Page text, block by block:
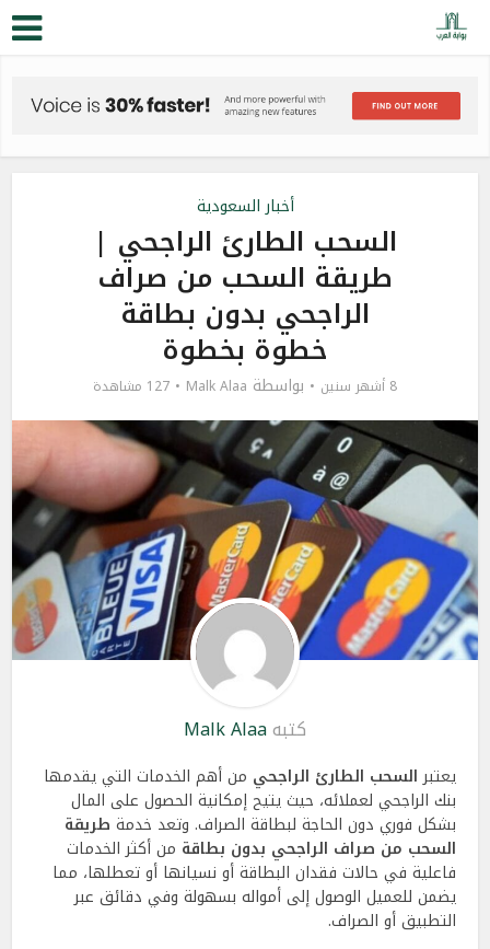
أخبار السعودية
السحب الطارئ الراجحي |
طريقة السحب من صراف
الراجحي بدون بطاقة
خطوة بخطوة
8 أشهر سنين بواسطة Malk Alaa 127 مشاهدة
كتبهMalk Alaa
يعتبرالسحب الطارئ الراجحي من أهم الخدمات التي يقدمها
بنك الراجحي لعملائه، حيث يتيح إمكانية الحصول على المال
بشكل فوري دون الحاجة لبطاقة الصراف. وتعد خدمة طريقة
السحب من صراف الراجحي بدون بطاقة من أكثر الخدمات
فاعلية في حالات فقدان البطاقة أو نسيانها أو تعطلها، مما
يضمن للعميل الوصول إلى أمواله بسهولة وفي دقائق عبر
التطبيق أو الصراف.